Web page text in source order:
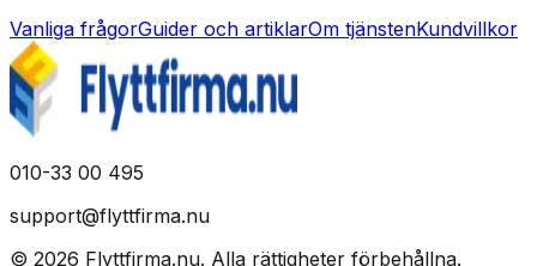
Vanliga frågorGuider och artiklarOm tjänstenKundvillkor
010-33 00 495
support@flyttfirma.nu
© 2026 Flyttfirma.nu. Alla rättigheter förbehållna.